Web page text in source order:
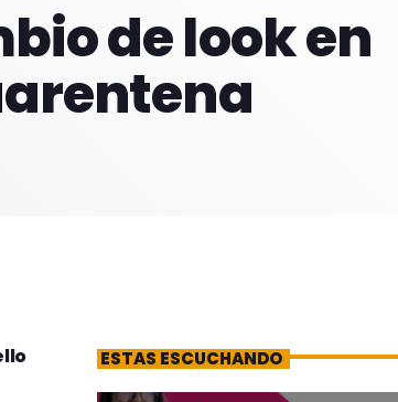
de look en
ESTAS ESCUCHANDO